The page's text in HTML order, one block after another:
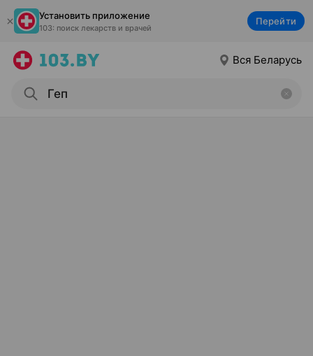
Установить приложение
103: поиск лекарств и врачей
Перейти
Вся Беларусь